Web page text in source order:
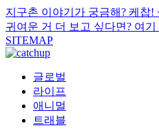
지구촌 이야기가 궁금해? 케찹
귀여운 거 더 보고 싶다면? 여기
SITEMAP
글로벌
라이프
애니멀
트래블